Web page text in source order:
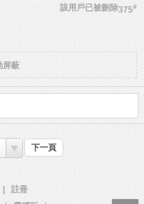
375#
該用戶已被刪除
屏蔽
下一頁
註冊